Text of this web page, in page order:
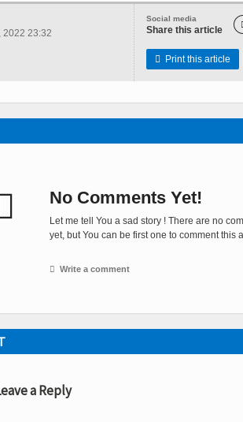
Social media
Share this article
 Print this article
23:32
No Comments Yet!
Let me tell You a sad story ! There are no
yet, but You can be first one to comment this
 Write a comment
a Reply